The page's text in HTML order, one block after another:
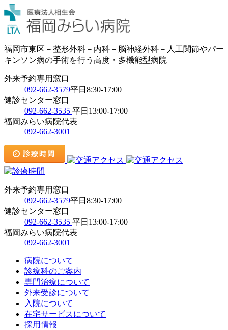
福岡市東区－整形外科－内科－脳神経外科－人工関節やパー
キンソン病の手術を行う高度・多機能型病院
外来予約専用窓口
092-662-3579平日8:30-17:00
健診センター窓口
092-662-3535 平日13:00-17:00
福岡みらい病院代表
092-662-3001
外来予約専用窓口
092-662-3579平日8:30-17:00
健診センター窓口
092-662-3535 平日13:00-17:00
福岡みらい病院代表
092-662-3001
病院について
診療科のご案内
専門治療について
外来受診について
入院について
在宅サービスについて
採用情報